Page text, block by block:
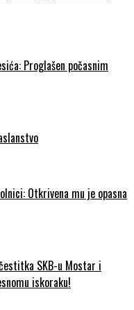
Proglašen počasnim
Otkrivena mu je opasna
SKB-u Mostar i
iskoraku!